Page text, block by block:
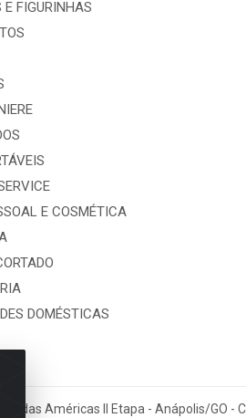
E FIGURINHAS
E COSMÉTICA
DOMÉSTICAS
das Américas II Etapa - Anápolis/GO -